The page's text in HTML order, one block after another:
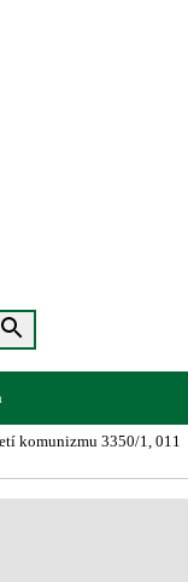
komunizmu 3350/1, 011